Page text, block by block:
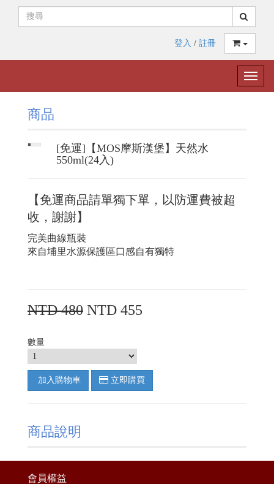
登入 / 註冊
Toggle
商品
[免運]【MOS摩斯漢堡】天然水
550ml(24入)
【免運商品請單獨下單，以防運費被超
收，謝謝】
完美曲線瓶裝
來自埔里水源保護區口感自有獨特
NTD 480 NTD 455
數量
加入購物車 立即購買
商品說明
會員權益